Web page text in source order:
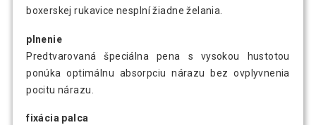
boxerskej rukavice nesplní žiadne želania.
plnenie
Predtvarovaná špeciálna pena s vysokou hustotou
ponúka optimálnu absorpciu nárazu bez ovplyvnenia
pocitu nárazu.
fixácia palca